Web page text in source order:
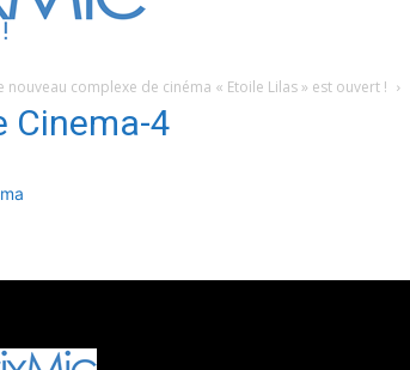
nouveau complexe de cinéma « Etoile Lilas » est ouvert !
Cinema-4